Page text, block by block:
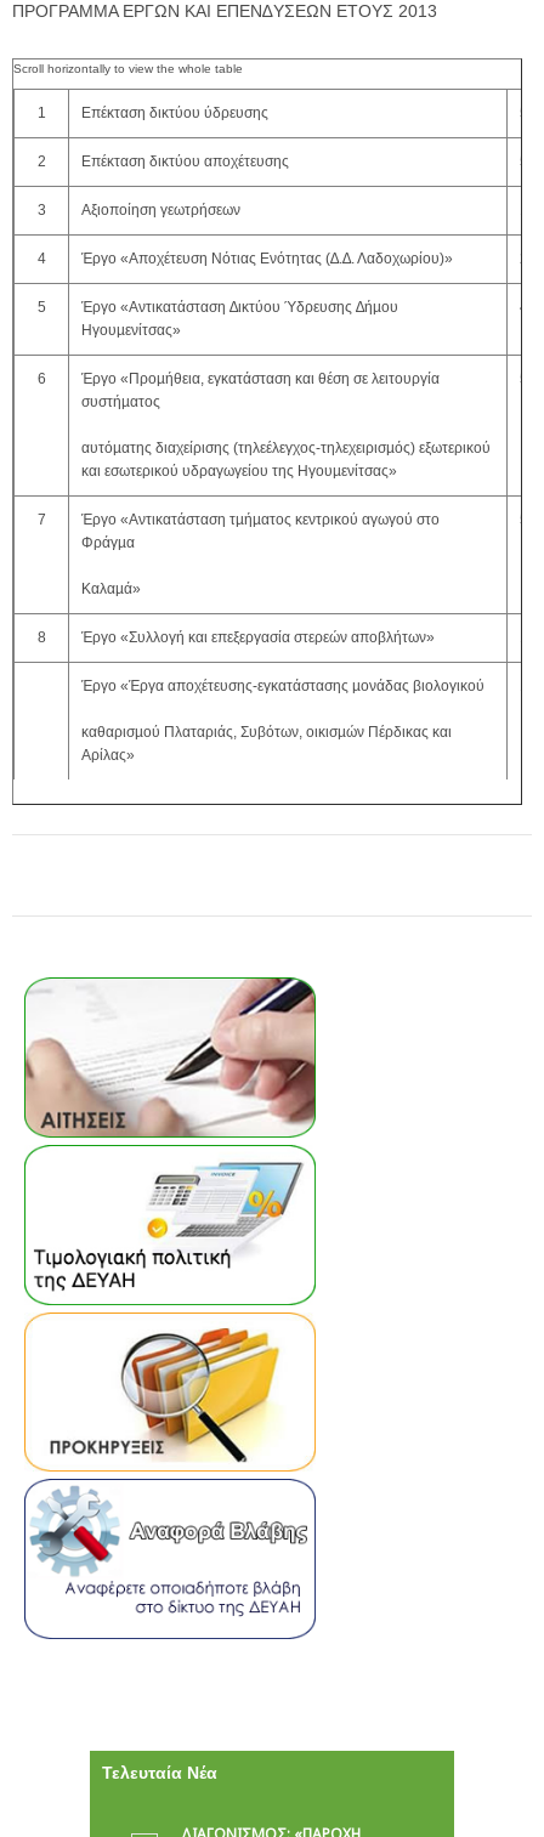
ΠΡΟΓΡΑΜΜΑ ΕΡΓΩΝ ΚΑΙ ΕΠΕΝ∆ΥΣΕΩΝ ΕΤΟΥΣ 2013
1 Επέκταση δικτύου ύδρευσης
2 Επέκταση δικτύου αποχέτευσης
3 Αξιοποίηση γεωτρήσεων
4 Έργο «Αποχέτευση Νότιας Ενότητας (∆.∆. Λαδοχωρίου)»
5
Έργο «Αντικατάσταση ∆ικτύου Ύδρευσης ∆ήµου
Ηγουµενίτσας»
6
Έργο «Προµήθεια, εγκατάσταση και θέση σε λειτουργία
συστήµατος
αυτόµατης διαχείρισης (τηλεέλεγχος-τηλεχειρισµός) εξωτερικού
και εσωτερικού υδραγωγείου της Ηγουµενίτσας»
7
Έργο «Αντικατάσταση τµήµατος κεντρικού αγωγού στο
Φράγµα
Καλαµά»
8 Έργο «Συλλογή και επεξεργασία στερεών αποβλήτων»
Έργο «Έργα αποχέτευσης-εγκατάστασης µονάδας βιολογικού
καθαρισµού Πλαταριάς, Συβότων, οικισµών Πέρδικας και
Αρίλας»
Τελευταία Νέα